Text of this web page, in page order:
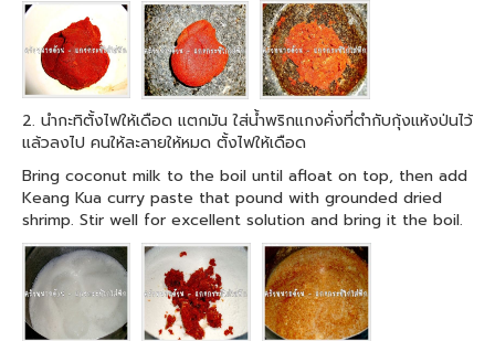
2. นำกะทิตั้งไฟให้เดือด แตกมัน ใส่น้ำพริกแกงคั่งที่ตำกับกุ้งแห้งป่นไว้
แล้วลงไป คนให้ละลายให้หมด ตั้งไฟให้เดือด
Bring coconut milk to the boil until afloat on top, then add
Keang Kua curry paste that pound with grounded dried
shrimp. Stir well for excellent solution and bring it the boil.